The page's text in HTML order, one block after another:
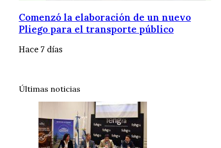
Comenzó la elaboración de un nuevo
Pliego para el transporte público
Hace 7 días
Últimas noticias